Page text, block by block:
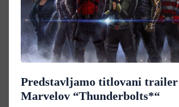
Predstavljamo titlovani trailer
Marvelov “Thunderbolts*“